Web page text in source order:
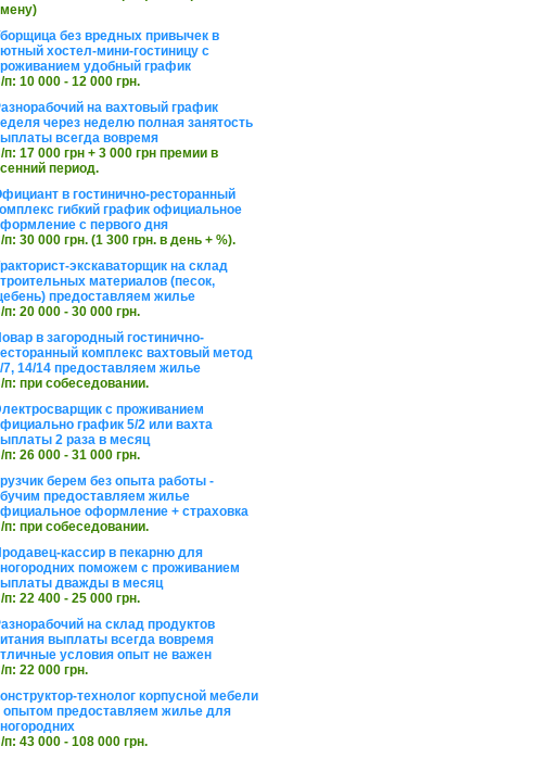
без вредных привычек в
хостел-мини-гостиницу с
удобный график
п: 10 000 - 12 000 грн.
на вахтовый график
через неделю полная занятость
всегда вовремя
п: 17 000 грн + 3 000 грн премии в
период.
в гостинично-ресторанный
гибкий график официальное
с первого дня
п: 30 000 грн. (1 300 грн. в день + %).
экскаваторщик на склад
материалов (песок,
предоставляем жилье
п: 20 000 - 30 000 грн.
в загородный гостинично-
комплекс вахтовый метод
7, 14/14 предоставляем жилье
п: при собеседовании.
с проживанием
график 5/2 или вахта
2 раза в месяц
п: 26 000 - 31 000 грн.
берем без опыта работы -
предоставляем жилье
оформление + страховка
п: при собеседовании.
кассир в пекарню для
поможем с проживанием
дважды в месяц
п: 22 400 - 25 000 грн.
на склад продуктов
выплаты всегда вовремя
условия опыт не важен
п: 22 000 грн.
технолог корпусной мебели
опытом предоставляем жилье для
п: 43 000 - 108 000 грн.